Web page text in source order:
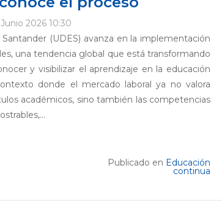
2026 10:30
Santander (UDES) avanza en la implementación
una tendencia global que está transformando
y visibilizar el aprendizaje en la educación
donde el mercado laboral ya no valora
académicos, sino también las competencias
Publicado en Educación
continua